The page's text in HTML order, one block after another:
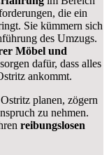
die ein
Sie kümmern sich
des Umzugs.
Möbel und
dafür, dass alles
ankommt.
planen, zögern
zu nehmen.
reibungslosen